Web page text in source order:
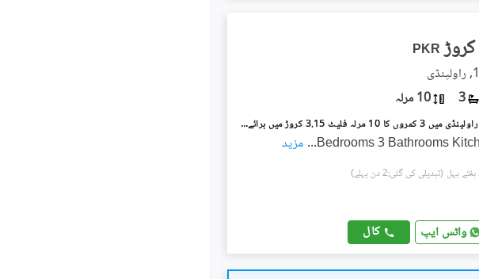
PKR
3 10 مرلہ
عسکری 1 راولپنڈی میں 3 کمروں کا 10 مرلہ فلیٹ 3.15 کروڑ میں برائے فروخت۔
... مزید
(تبدیلی کی گئی:2 دن پہلے)
واٹس ایپ کال